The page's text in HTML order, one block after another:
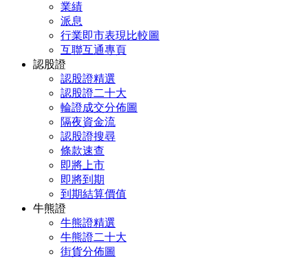
業績
派息
行業即市表現比較圖
互聯互通專頁
認股證
認股證精選
認股證二十大
輪證成交分佈圖
隔夜資金流
認股證搜尋
條款速查
即將上市
即將到期
到期結算價值
牛熊證
牛熊證精選
牛熊證二十大
街貨分佈圖